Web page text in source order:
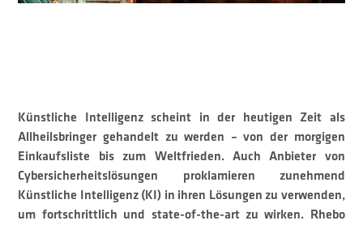
Künstliche Intelligenz scheint in der heutigen Zeit als
Allheilsbringer gehandelt zu werden – von der morgigen
Einkaufsliste bis zum Weltfrieden. Auch Anbieter von
Cybersicherheitslösungen proklamieren zunehmend
Künstliche Intelligenz (KI) in ihren Lösungen zu verwenden,
um fortschrittlich und state-of-the-art zu wirken. Rhebo